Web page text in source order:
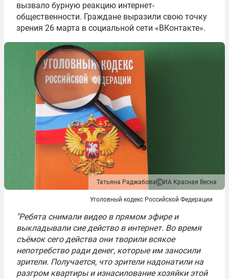
вызвало бурную реакцию интернет-
общественности. Граждане выразили свою точку
зрения 26 марта в социальной сети «ВКонтакте».
Татьяна Раджабова ИА Красная Весна
Уголовный кодекс Российской Федерации
"Ребята снимали видео в прямом эфире и
выкладывали сие действо в интернет. Во время
съёмок сего действа они творили всякое
непотребство ради денег, которые им заносили
зрители. Получается, что зрители надонатили на
разгром квартиры и изнасилование хозяйки этой